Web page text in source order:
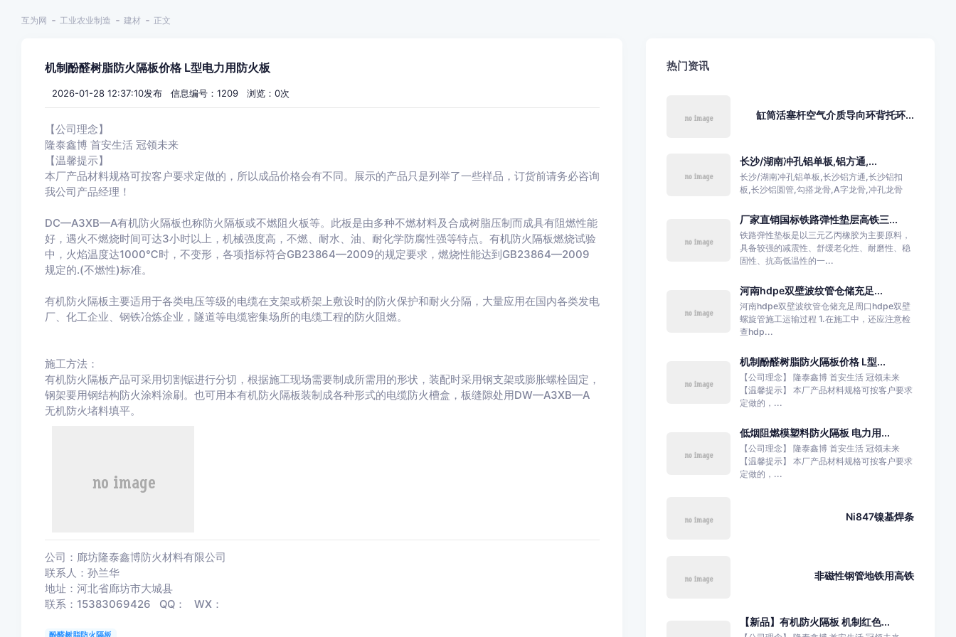
互为网 工业农业制造 建材 正文
机制酚醛树脂防火隔板价格 L型电力用防火板
2026-01-28 12:37:10发布 信息编号：1209 浏览： 0次
【公司理念】
隆泰鑫博 首安生活 冠领未来
【温馨提示】
本厂产品材料规格可按客户要求定做的，所以成品价格会有不同。展示的产品只是列举了一些样品，订货前请务必咨询
我公司产品经理！
DC—A3XB—A有机防火隔板也称防火隔板或不燃阻火板等。此板是由多种不燃材料及合成树脂压制而成具有阻燃性能
好，遇火不燃烧时间可达3小时以上，机械强度高，不燃、耐水、油、耐化学防腐性强等特点。有机防火隔板燃烧试验
中，火焰温度达1000℃时，不变形，各项指标符合GB23864—2009的规定要求，燃烧性能达到GB23864—2009
规定的.(不燃性)标准。
有机防火隔板主要适用于各类电压等级的电缆在支架或桥架上敷设时的防火保护和耐火分隔，大量应用在国内各类发电
厂、化工企业、钢铁冶炼企业，隧道等电缆密集场所的电缆工程的防火阻燃。
施工方法：
有机防火隔板产品可采用切割锯进行分切，根据施工现场需要制成所需用的形状，装配时采用钢支架或膨胀螺栓固定，
钢架要用钢结构防火涂料涂刷。也可用本有机防火隔板装制成各种形式的电缆防火槽盒，板缝隙处用DW—A3XB—A
无机防火堵料填平。
公司：廊坊隆泰鑫博防火材料有限公司
联系人：孙兰华
地址：河北省廊坊市大城县
联系：15383069426 QQ： WX：
热门资讯
缸筒活塞杆空气介质导向环背托环...
长沙/湖南冲孔铝单板,铝方通,...
长沙/湖南冲孔铝单板,长沙铝方通,长沙铝扣
板,长沙铝圆管,勾搭龙骨,A字龙骨,冲孔龙骨
厂家直销国标铁路弹性垫层高铁三...
铁路弹性垫板是以三元乙丙橡胶为主要原料，
具备较强的减震性、舒缓老化性、耐磨性、稳
固性、抗高低温性的一...
河南hdpe双壁波纹管仓储充足...
河南hdpe双壁波纹管仓储充足周口hdpe双壁
螺旋管施工运输过程 1.在施工中，还应注意检
查hdp...
机制酚醛树脂防火隔板价格 L型...
【公司理念】 隆泰鑫博 首安生活 冠领未来
【温馨提示】 本厂产品材料规格可按客户要求
定做的，...
低烟阻燃模塑料防火隔板 电力用...
【公司理念】 隆泰鑫博 首安生活 冠领未来
【温馨提示】 本厂产品材料规格可按客户要求
定做的，...
Ni847镍基焊条
非磁性钢管地铁用高铁
【新品】有机防火隔板 机制红色...